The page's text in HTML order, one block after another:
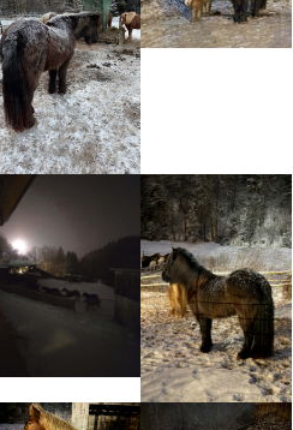
Show larger versionShow larger version
larger versionShow larger version